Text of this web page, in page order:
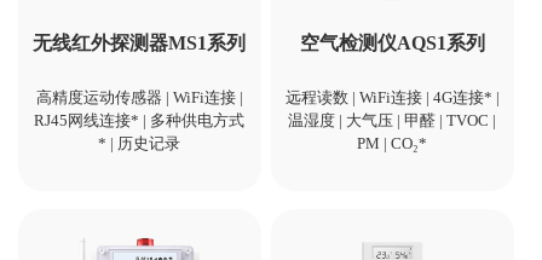
无线红外探测器MS1系列
高精度运动传感器 | WiFi连接 |
RJ45网线连接* | 多种供电方式
* | 历史记录
空气检测仪AQS1系列
远程读数 | WiFi连接 | 4G连接* |
温湿度 | 大气压 | 甲醛 | TVOC |
PM | CO₂*